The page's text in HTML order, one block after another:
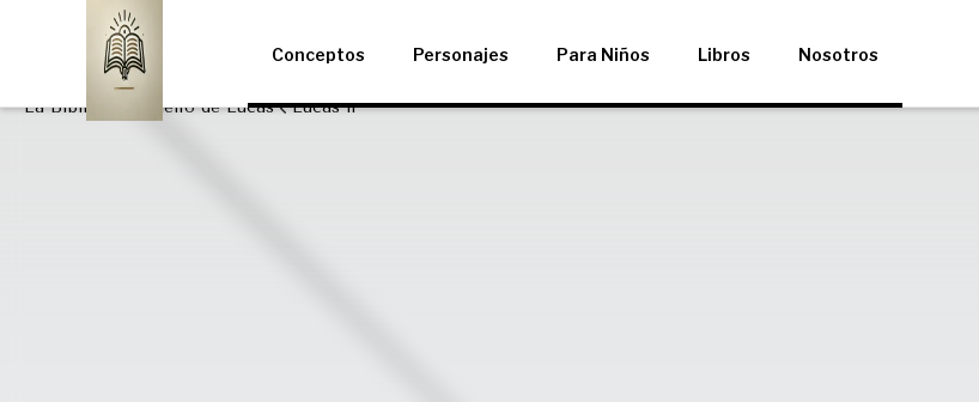
Conceptos Personajes Para Niños Libros Nosotros
La Biblia Evangelio de Lucas Lucas 11